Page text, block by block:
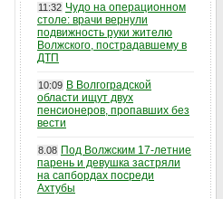
11:32 Чудо на операционном
столе: врачи вернули
подвижность руки жителю
Волжского, пострадавшему в
ДТП
10:09 В Волгоградской
области ищут двух
пенсионеров, пропавших без
вести
8.08 Под Волжским 17-летние
парень и девушка застряли
на сапбордах посреди
Ахтубы